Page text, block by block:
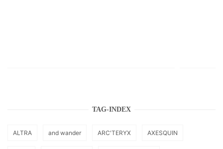
TAG-INDEX
ALTRA and wander ARC'TERYX AXESQUIN